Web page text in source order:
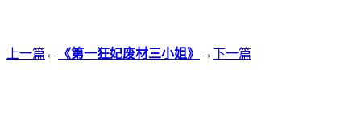
上一篇 ← 《第一狂妃废材三小姐》 →下一篇